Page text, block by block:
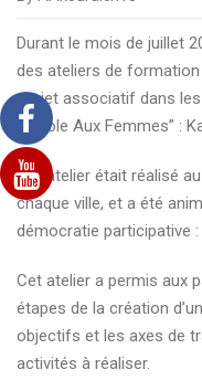
Durant le mois de juillet
des ateliers de
projet associatif dans
“Parole Aux Femmes” :
Cet atelier était réalisé
chaque ville, et a été
démocratie participative
Cet atelier a permis aux
étapes de la création
objectifs et les axes de
activités à réaliser.